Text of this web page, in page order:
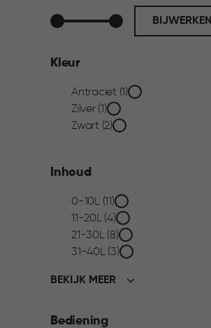
BIJWERKEN
Kleur
Kleur
filter
Antraciet (1)
Zilver (1)
Zwart (2)
Inhoud
Inhoud
filter
0-10L (11)
11-20L (4)
21-30L (8)
31-40L (3)
BEKIJK MEER
Bediening